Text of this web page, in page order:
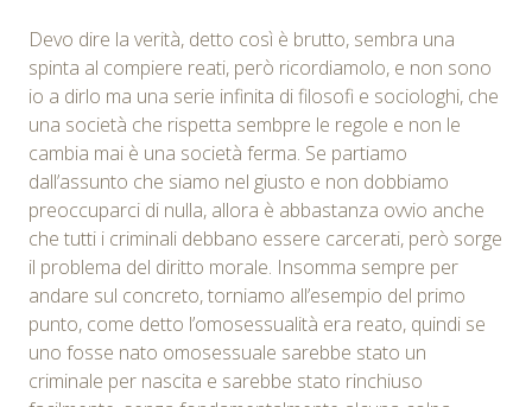
Devo dire la verità, detto così è brutto, sembra una
spinta al compiere reati, però ricordiamolo, e non sono
io a dirlo ma una serie infinita di filosofi e sociologhi, che
una società che rispetta sembpre le regole e non le
cambia mai è una società ferma. Se partiamo
dall’assunto che siamo nel giusto e non dobbiamo
preoccuparci di nulla, allora è abbastanza ovvio anche
che tutti i criminali debbano essere carcerati, però sorge
il problema del diritto morale. Insomma sempre per
andare sul concreto, torniamo all’esempio del primo
punto, come detto l’omosessualità era reato, quindi se
uno fosse nato omosessuale sarebbe stato un
criminale per nascita e sarebbe stato rinchiuso